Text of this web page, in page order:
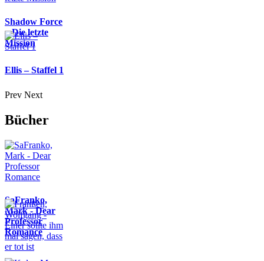
Shadow Force
– Die letzte
Mission
Ellis – Staffel 1
Prev Next
Bücher
SaFranko,
Mark - Dear
Professor
Romance